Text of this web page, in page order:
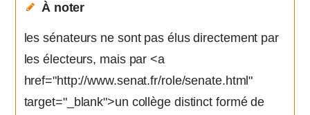
À noter
les sénateurs ne sont pas élus directement par
les électeurs, mais par <a
href="http://www.senat.fr/role/senate.html"
target="_blank">un collège distinct formé de